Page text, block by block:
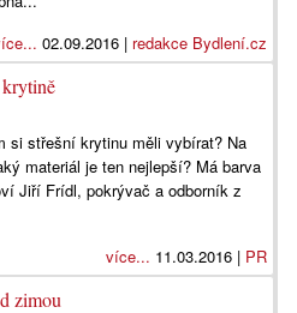
02.09.2016 | redakce Bydlení.cz
si střešní krytinu měli vybírat? Na
materiál je ten nejlepší? Má barva
Jiří Frídl, pokrývač a odborník z
více... 11.03.2016 | PR
zimou